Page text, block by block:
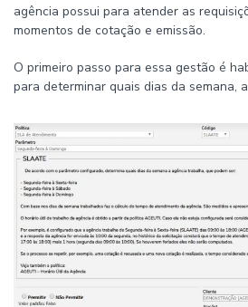
agência possui para atender as
momentos de cotação e emissão.
O primeiro passo para essa gestão é
para determinar quais dias da semana,